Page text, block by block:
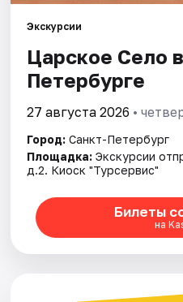
Экскурсии
Царское Село
Петербурге
27 августа 2026 •
Город: Санкт-Петербург
Площадка: Экскурсии
д.2. Киоск "Турсервис"
Билеты
на